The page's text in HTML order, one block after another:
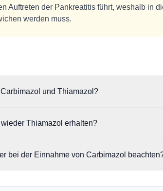
Auftreten der Pankreatitis führt, weshalb in
werden muss.
und Thiamazol?
der Schwangerschaft hingewiesen.
Thiamazol erhalten?
Pankreatitis mit verkürzter Latenzzeit.
bei der Einnahme von Carbimazol
sich durch das Risiko für angeborene